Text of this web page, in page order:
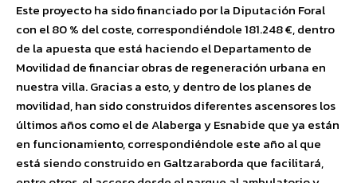
Este proyecto ha sido financiado por la Diputación Foral
con el 80 % del coste, correspondiéndole 181.248 €, dentro
de la apuesta que está haciendo el Departamento de
Movilidad de financiar obras de regeneración urbana en
nuestra villa. Gracias a esto, y dentro de los planes de
movilidad, han sido construidos diferentes ascensores los
últimos años como el de Alaberga y Esnabide que ya están
en funcionamiento, correspondiéndole este año al que
está siendo construido en Galtzaraborda que facilitará,